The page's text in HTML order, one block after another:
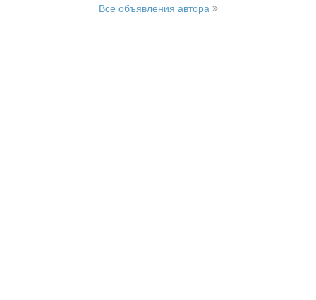
Все объявления автора